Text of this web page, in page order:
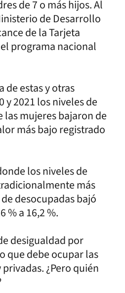
de 7 o más hijos. Al
de Desarrollo
de la Tarjeta
programa nacional
de estas y otras
y 2021 los niveles de
mujeres bajaron de
más bajo registrado
los niveles de
más
desocupadas bajó
% a 16,2 %.
desigualdad por
que debe ocupar las
¿Pero quién